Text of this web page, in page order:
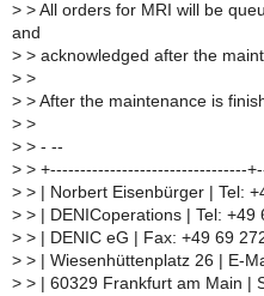
> > All orders for MRI will be
and
> > acknowledged after the
> >
> > After the maintenance is
> >
> > - --
> > +---------------------------------
> > | Norbert Eisenbürger | Tel:
> > | DENICoperations | Tel: +49
> > | DENIC eG | Fax: +49 69
> > | Wiesenhüttenplatz 26 | E-
> > | 60329 Frankfurt am Main |